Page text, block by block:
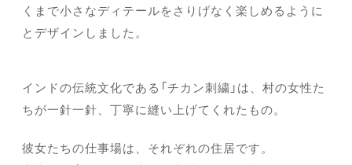
くまで小さなディテールをさりげなく楽しめるように
とデザインしました。
インドの伝統文化である「チカン刺繍」は、村の女性た
ちが一針一針、丁寧に縫い上げてくれたもの。
彼女たちの仕事場は、それぞれの住居です。